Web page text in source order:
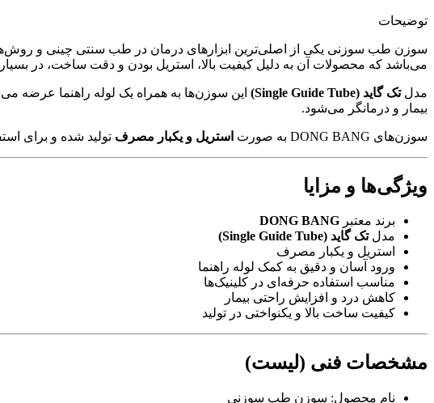
توضیحات
سوزن طب سوزنی یکی از اصلی‌ترین ابزارهای درمان در طب سنتی چینی و
می‌باشد که محصولات آن به دلیل کیفیت بالا، استریل بودن و دقت ساخت، در
مدلتک گاید (Single Guide Tube)
این سوزن‌ها به همراه یک لوله راهنما
بیمار و درمانگر می‌شود.
سوزن‌های DONG BANG به صورت استریل و یکبار مصرف تولید شده و برای
ویژگی‌ها و مزایا
برند معتبر DONG BANG
مدلتک گاید (Single Guide Tube)
استریل و یکبار مصرف
ورود آسان و دقیق به کمک لوله راهنما
مناسب استفاده حرفه‌ای در کلینیک‌ها
کاهش درد و افزایش راحتی بیمار
کیفیت ساخت بالا و یکنواختی در تولید
مشخصات فنی (لیست)
نام محصول: سوزن طب سوزنی